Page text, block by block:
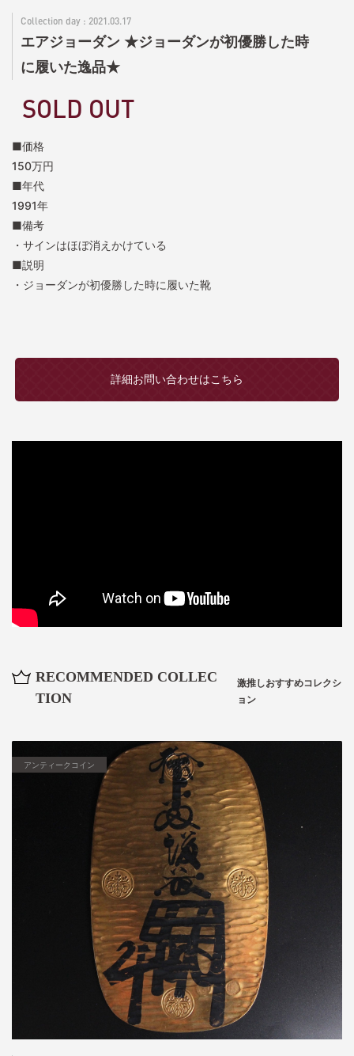
2021.03.17
エアジョーダン ★ジョーダンが初優勝した時
に履いた逸品★
SOLD OUT
■価格
150万円
■年代
1991年
■備考
・サインはほぼ消えかけている
■説明
・ジョーダンが初優勝した時に履いた靴
詳細お問い合わせはこちら
RECOMMENDED COLLEC
TION
激推しおすすめコレクシ
ョン
アンティークコイン